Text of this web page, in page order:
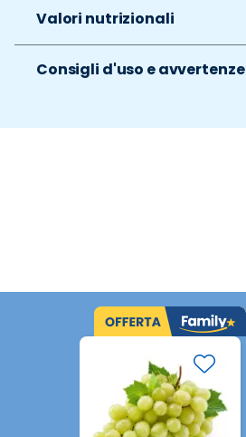
Valori nutrizionali
Consigli d'uso e avvertenze